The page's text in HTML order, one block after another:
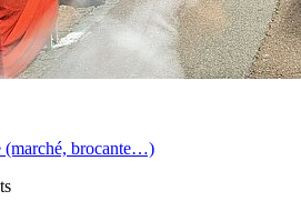
(marché, brocante…)